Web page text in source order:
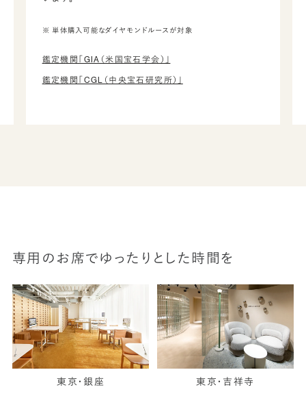
※ 単体購入可能なダイヤモンドルースが対象
鑑定機関「GIA（米国宝石学会）」
鑑定機関「CGL（中央宝石研究所）」
専用のお席でゆったりとした時間を
東京・銀座 東京・吉祥寺